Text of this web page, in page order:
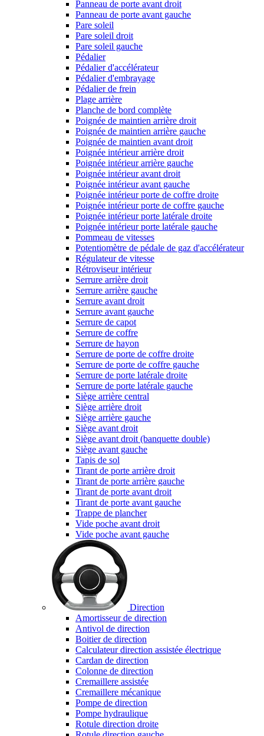
Panneau de porte avant droit
Panneau de porte avant gauche
Pare soleil
Pare soleil droit
Pare soleil gauche
Pédalier
Pédalier d'accélérateur
Pédalier d'embrayage
Pédalier de frein
Plage arrière
Planche de bord complète
Poignée de maintien arrière droit
Poignée de maintien arrière gauche
Poignée de maintien avant droit
Poignée intérieur arrière droit
Poignée intérieur arrière gauche
Poignée intérieur avant droit
Poignée intérieur avant gauche
Poignée intérieur porte de coffre droite
Poignée intérieur porte de coffre gauche
Poignée intérieur porte latérale droite
Poignée intérieur porte latérale gauche
Pommeau de vitesses
Potentiomètre de pédale de gaz d'accélérateur
Régulateur de vitesse
Rétroviseur intérieur
Serrure arrière droit
Serrure arrière gauche
Serrure avant droit
Serrure avant gauche
Serrure de capot
Serrure de coffre
Serrure de hayon
Serrure de porte de coffre droite
Serrure de porte de coffre gauche
Serrure de porte latérale droite
Serrure de porte latérale gauche
Siège arrière central
Siège arrière droit
Siège arrière gauche
Siège avant droit
Siège avant droit (banquette double)
Siège avant gauche
Tapis de sol
Tirant de porte arrière droit
Tirant de porte arrière gauche
Tirant de porte avant droit
Tirant de porte avant gauche
Trappe de plancher
Vide poche avant droit
Vide poche avant gauche
Direction
Amortisseur de direction
Antivol de direction
Boitier de direction
Calculateur direction assistée électrique
Cardan de direction
Colonne de direction
Cremaillere assistée
Cremaillere mécanique
Pompe de direction
Pompe hydraulique
Rotule direction droite